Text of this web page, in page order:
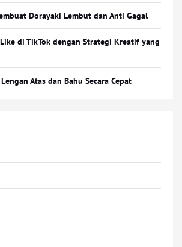
Dorayaki Lembut dan Anti Gagal
di TikTok dengan Strategi Kreatif yang
Atas dan Bahu Secara Cepat